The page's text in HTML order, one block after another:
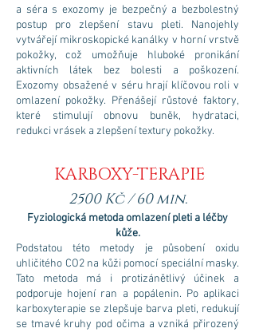
a séra s exozomy je bezpečný a bezbolestný
postup pro zlepšení stavu pleti. Nanojehly
vytvářejí mikroskopické kanálky v horní vrstvě
pokožky, což umožňuje hluboké pronikání
aktivních látek bez bolesti a poškození.
Exozomy obsažené v séru hrají klíčovou roli v
omlazení pokožky. Přenášejí růstové faktory,
které stimulují obnovu buněk, hydrataci,
redukci vrásek a zlepšení textury pokožky.
KARBOXY-TERAPIE
2500 Kč / 60 min.
Fyziologická metoda omlazení pleti a léčby
kůže.
Podstatou této metody je působení oxidu
uhličitého CO2 na kůži pomocí speciální masky.
Tato metoda má i protizánětlivý účinek a
podporuje hojení ran a popálenin. Po aplikaci
karboxyterapie se zlepšuje barva pleti, redukují
se tmavé kruhy pod očima a vzniká přirozený